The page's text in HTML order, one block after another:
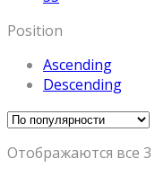
Position
Ascending
Descending
Отображаются все 3